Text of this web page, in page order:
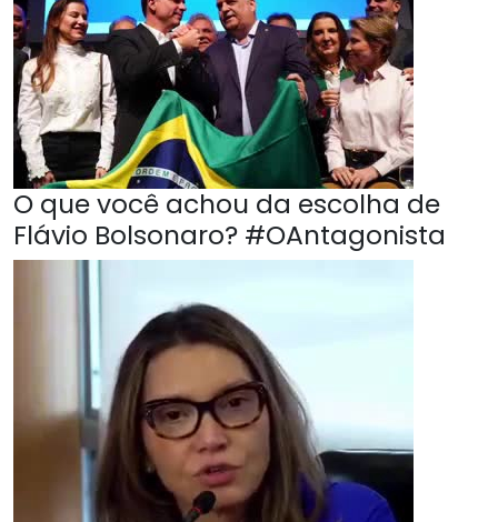
O que você achou da escolha de
Flávio Bolsonaro? #OAntagonista